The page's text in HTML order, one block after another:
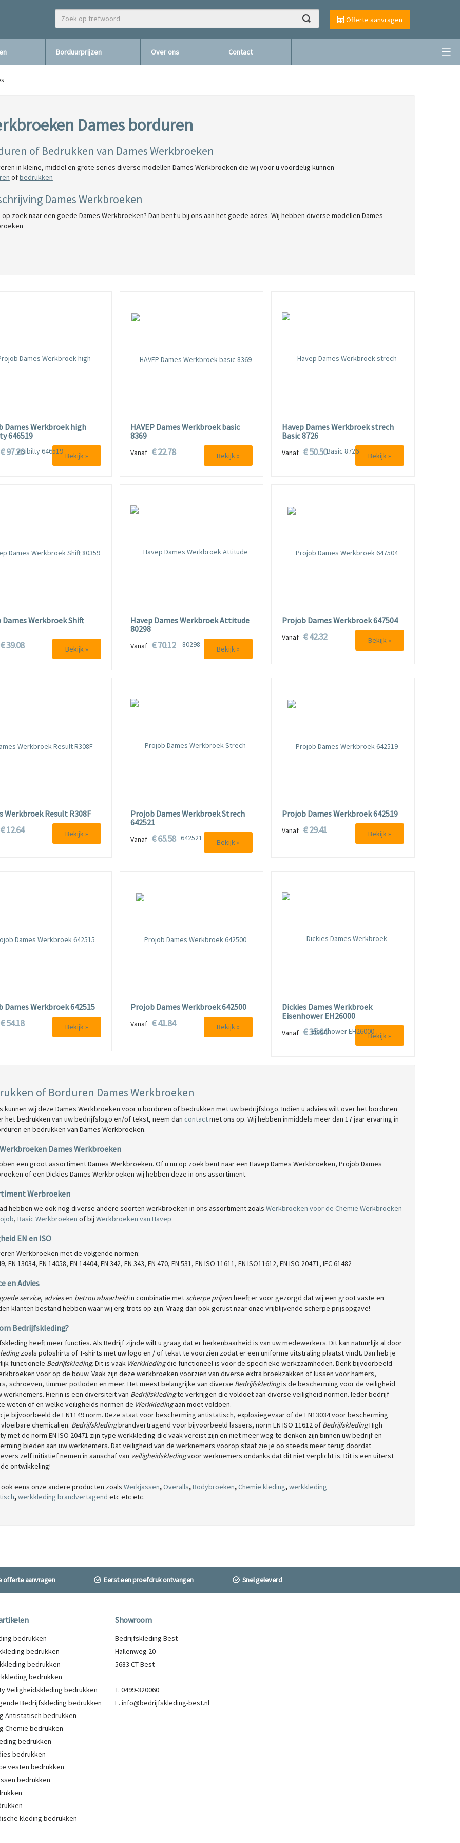
Offerte aanvragen
Borduurprijzen Over ons Contact
Dames borduren
of Bedrukken van Dames Werkbroeken
in kleine, middel en grote series diverse modellen Dames Werkbroeken die wij voor u voordelig kunnen
ofbedrukken
Dames Werkbroeken
op zoek naar een goede Dames Werkbroeken? Dan bent u bij ons aan het goede adres. Wij hebben diverse modellen Dames
Dames Werkbroek high
646519
€ 97.20 Bekijk »
HAVEP Dames Werkbroek basic
8369
Vanaf € 22.78 Bekijk »
Havep Dames Werkbroek strech
Basic 8726
Vanaf € 50.50 Bekijk »
Dames Werkbroek Shift
€ 39.08 Bekijk »
Havep Dames Werkbroek Attitude
80298
Vanaf € 70.12 Bekijk »
Projob Dames Werkbroek 647504
Vanaf € 42.32 Bekijk »
Werkbroek Result R308F
€ 12.64 Bekijk »
Projob Dames Werkbroek Strech
642521
Vanaf € 65.58 Bekijk »
Projob Dames Werkbroek 642519
Vanaf € 29.41 Bekijk »
Dames Werkbroek 642515
€ 54.18 Bekijk »
Projob Dames Werkbroek 642500
Vanaf € 41.84 Bekijk »
Dickies Dames Werkbroek
Eisenhower EH26000
Vanaf € 35.64 Bekijk »
of Borduren Dames Werkbroeken
kunnen wij deze Dames Werkbroeken voor u borduren of bedrukken met uw bedrijfslogo. Indien u advies wilt over het borduren
het bedrukken van uw bedrijfslogo en/of tekst, neem dan contactmet ons op. Wij hebben inmiddels meer dan 17 jaar ervaring in
en bedrukken van Dames Werkbroeken.
Dames Werkbroeken
een groot assortiment Dames Werkbroeken. Of u nu op zoek bent naar een Havep Dames Werkbroeken, Projob Dames
of een Dickies Dames Werkbroeken wij hebben deze in ons assortiment.
Werbroeken
hebben we ook nog diverse andere soorten werkbroeken in ons assortiment zoals Werkbroeken voor de Chemie Werkbroeken
, Basic Werkbroeken of bij Werkbroeken van Havep
EN en ISO
Werkbroeken met de volgende normen:
EN 13034, EN 14058, EN 14404, EN 342, EN 343, EN 470, EN 531, EN ISO 11611, EN ISO11612, EN ISO 20471, IEC 61482
en Advies
goede service, adviesen betrouwbaarheidin combinatie metscherpe prijzenheeft er voor gezorgd dat wij een groot vaste en
klanten bestand hebben waar wij erg trots op zijn. Vraag dan ook gerust naar onze vrijblijvende scherpe prijsopgave!
Bedrijfskleding?
heeft meer functies. Als Bedrijf zijnde wilt u graag dat er herkenbaarheid is van uw medewerkers. Dit kan natuurlijk al door
zoals poloshirts of T-shirts met uw logo en / of tekst te voorzien zodat er een uniforme uitstraling plaatst vindt. Dan heb je
functionele Bedrijfskleding. Dit is vaak Werkkledingdie functioneel is voor de specifieke werkzaamheden. Denk bijvoorbeeld
voor op de bouw. Vaak zijn deze werkbroeken voorzien van diverse extra broekzakken of lussen voor hamers,
schroeven, timmer potloden en meer. Het meest belangrijke van diverse Bedrijfskledingis de bescherming voor de veiligheid
werknemers. Hierin is een diversiteit van Bedrijfskledingte verkrijgen die voldoet aan diverse veiligheid normen. Ieder bedrijf
weten of en welke veiligheids normen de Werkkledingaan moet voldoen.
je bijvoorbeeld de EN1149 norm. Deze staat voor bescherming antistatisch, explosiegevaar of de EN13034 voor bescherming
chemicalien. Bedrijfskledingbrandvertragend voor bijvoorbeeld lassers, norm EN ISO 11612 of BedrijfskledingHigh
met de norm EN ISO 20471 zijn type werkkleding die vaak vereist zijn en niet meer weg te denken zijn binnen uw bedrijf en
bieden aan uw werknemers. Dat veiligheid van de werknemers voorop staat zie je oo steeds meer terug doordat
zelf initiatief nemen in aanschaf van veiligheidskledingvoor werknemers ondanks dat dit niet verplicht is. Dit is een uiterst
ontwikkeling!
eens onze andere producten zoals Werkjassen,Overalls,Bodybroeken,Chemie kleding,werkkleding
,werkkleding brandvertagend etc etc etc.
offerte aanvragen Eerst een proefdruk ontvangen Snel geleverd
bedrukken
bedrukken
bedrukken
bedrukken
Veiligheidskleding bedrukken
Bedrijfskleding bedrukken
Antistatisch bedrukken
Chemie bedrukken
bedrukken
bedrukken
vesten bedrukken
bedrukken
kleding bedrukken
Showroom
Bedrijfskleding Best
Hallenweg 20
5683 CT Best
T. 0499-320060
E. info@bedrijfskleding-best.nl